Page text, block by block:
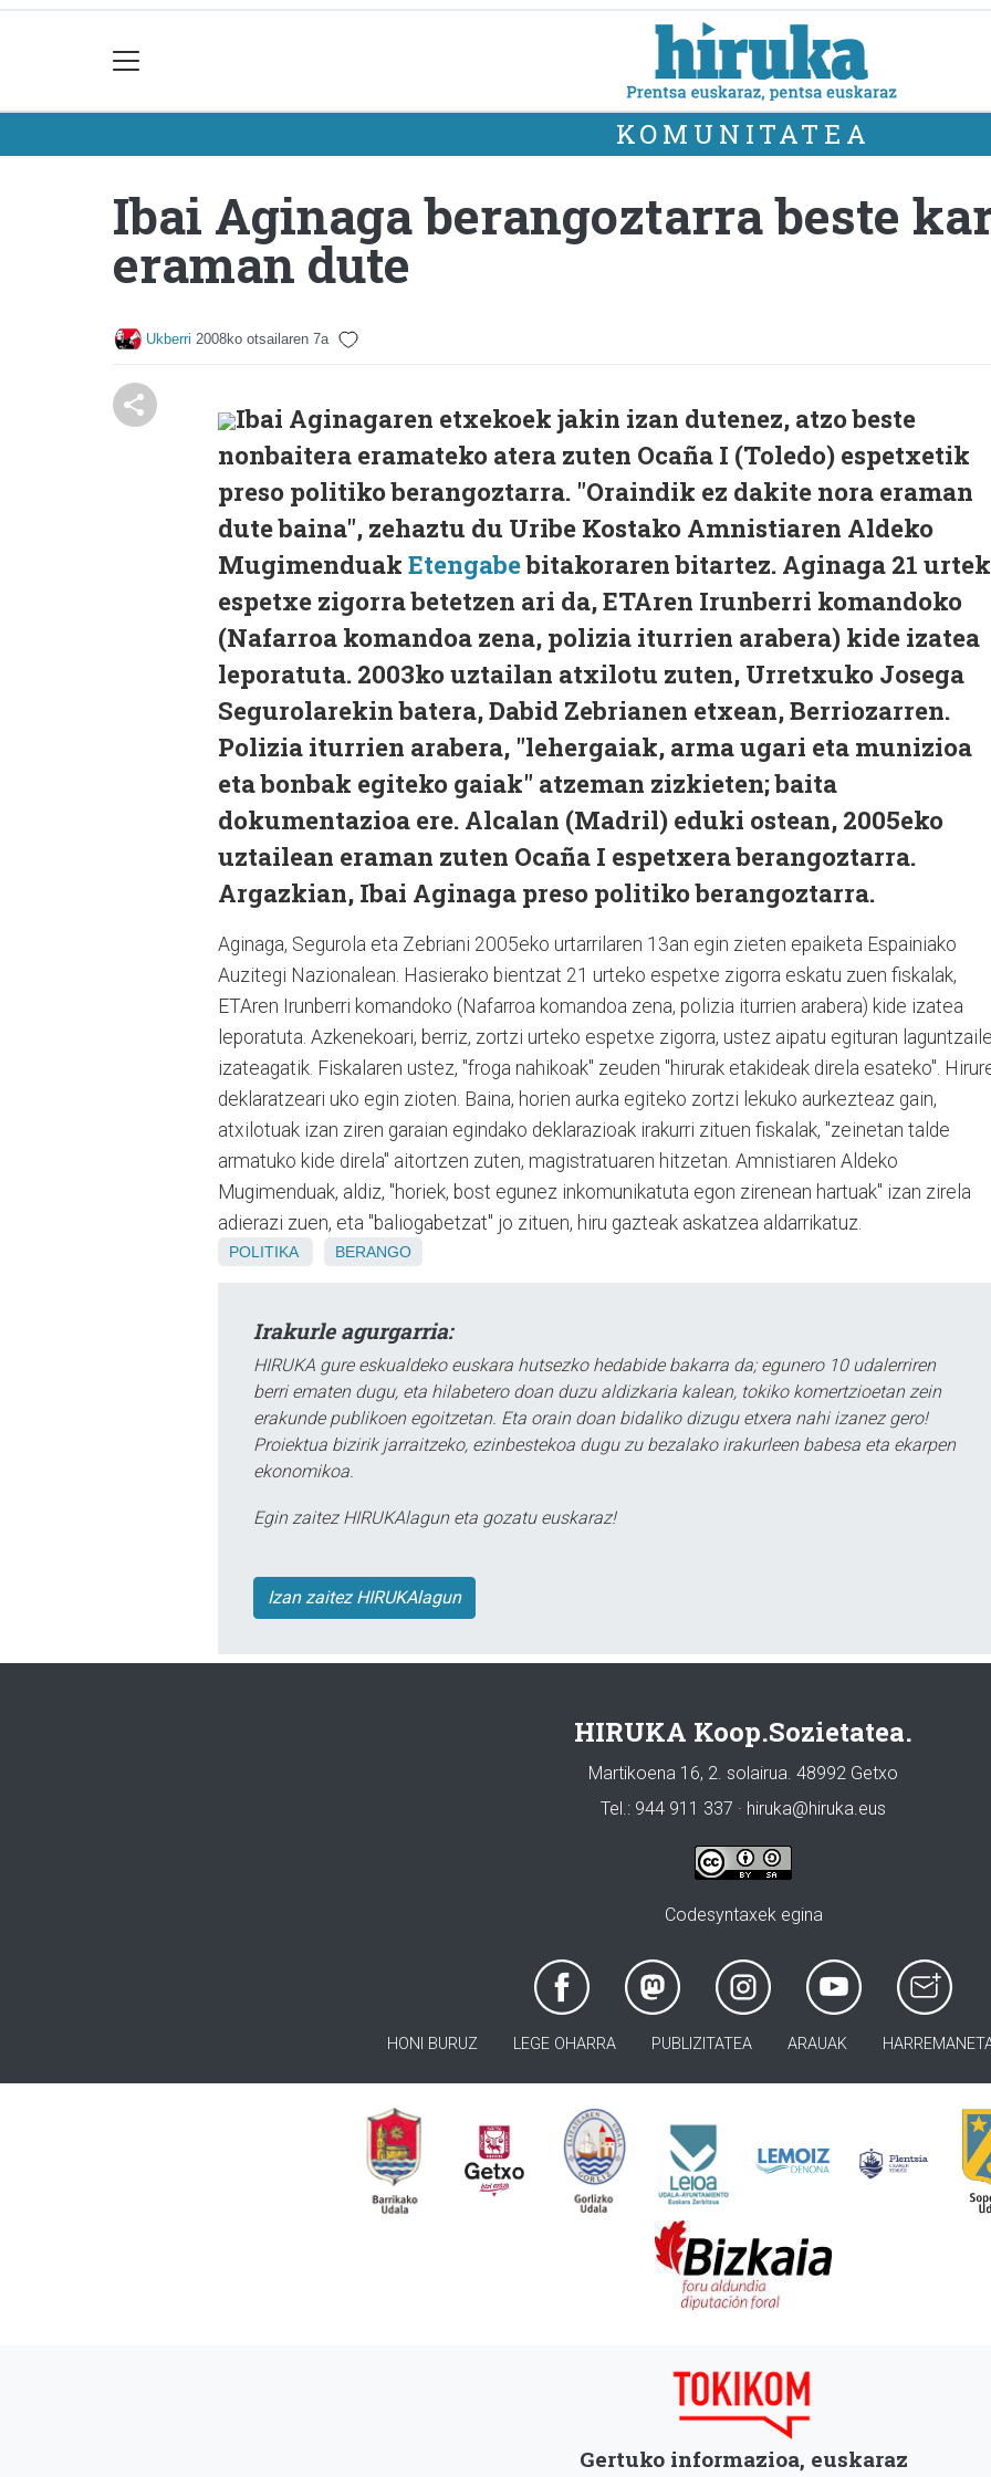
KOMUNITATEA
Ibai Aginaga berangoztarra beste
eraman dute
Ukberri 2008ko otsailaren 7a
Ibai Aginagaren etxekoek jakin izan dutenez, atzo beste
nonbaitera eramateko atera zuten Ocaña I (Toledo) espetxetik
preso politiko berangoztarra. "Oraindik ez dakite nora eraman
dute baina", zehaztu du Uribe Kostako Amnistiaren Aldeko
Mugimenduak Etengabebitakoraren bitartez. Aginaga 21
espetxe zigorra betetzen ari da, ETAren Irunberri komandoko
(Nafarroa komandoa zena, polizia iturrien arabera) kide izatea
leporatuta. 2003ko uztailan atxilotu zuten, Urretxuko Josega
Segurolarekin batera, Dabid Zebrianen etxean, Berriozarren.
Polizia iturrien arabera, "lehergaiak, arma ugari eta munizioa
eta bonbak egiteko gaiak" atzeman zizkieten; baita
dokumentazioa ere. Alcalan (Madril) eduki ostean, 2005eko
uztailean eraman zuten Ocaña I espetxera berangoztarra.
Argazkian, Ibai Aginaga preso politiko berangoztarra.
Aginaga, Segurola eta Zebriani 2005eko urtarrilaren 13an egin zieten epaiketa Espainiako
Auzitegi Nazionalean. Hasierako bientzat 21 urteko espetxe zigorra eskatu zuen fiskalak,
ETAren Irunberri komandoko (Nafarroa komandoa zena, polizia iturrien arabera) kide izatea
leporatuta. Azkenekoari, berriz, zortzi urteko espetxe zigorra, ustez aipatu egituran
izateagatik. Fiskalaren ustez, "froga nahikoak" zeuden "hirurak etakideak direla esateko".
deklaratzeari uko egin zioten. Baina, horien aurka egiteko zortzi lekuko aurkezteaz gain,
atxilotuak izan ziren garaian egindako deklarazioak irakurri zituen fiskalak, "zeinetan talde
armatuko kide direla" aitortzen zuten, magistratuaren hitzetan. Amnistiaren Aldeko
Mugimenduak, aldiz, "horiek, bost egunez inkomunikatuta egon zirenean hartuak" izan zirela
adierazi zuen, eta "baliogabetzat" jo zituen, hiru gazteak askatzea aldarrikatuz.
POLITIKA BERANGO
Irakurle agurgarria:
HIRUKA gure eskualdeko euskara hutsezko hedabide bakarra da; egunero 10 udalerriren
berri ematen dugu, eta hilabetero doan duzu aldizkaria kalean, tokiko komertzioetan zein
erakunde publikoen egoitzetan. Eta orain doan bidaliko dizugu etxera nahi izanez gero!
Proiektua bizirik jarraitzeko, ezinbestekoa dugu zu bezalako irakurleen babesa eta ekarpen
ekonomikoa.
Egin zaitez HIRUKAlagun eta gozatu euskaraz!
Izan zaitez HIRUKAlagun
HIRUKA Koop.Sozietatea.
Martikoena 16, 2. solairua. 48992 Getxo
Tel.: 944 911 337 · hiruka@hiruka.eus
Codesyntaxek egina
HONI BURUZ LEGE OHARRA PUBLIZITATEA ARAUAK
Gertuko informazioa, euskaraz